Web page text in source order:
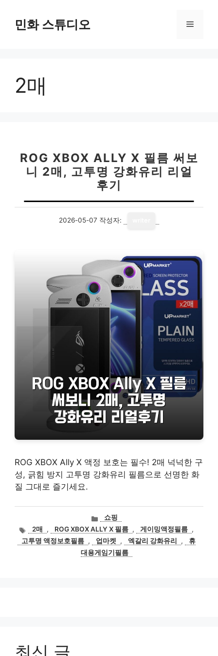
민화 스튜디오 메
2매
ROG XBOX ALLY X 필름 써보
니 2매, 고투명 강화유리 리얼
후기
2026-05-07 작성자:
ROG XBOX Ally X 액정 보호는 필수! 2매 넉넉한 구
성, 긁힘 방지 고투명 강화유리 필름으로 선명한 화
질 그대로 즐기세요.
카
테
고
리
쇼핑
태
그
2매 , ROG XBOX ALLY X 필름 , 게이밍액정필름 ,
고투명 액정보호필름 , 업마켓 , 엑갈리 강화유리 ,
휴
대용게임기필름
최신 글